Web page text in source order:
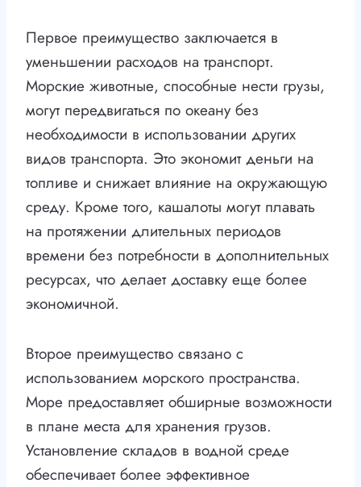
Первое преимущество заключается в
уменьшении расходов на транспорт.
Морские животные, способные нести грузы,
могут передвигаться по океану без
необходимости в использовании других
видов транспорта. Это экономит деньги на
топливе и снижает влияние на окружающую
среду. Кроме того, кашалоты могут плавать
на протяжении длительных периодов
времени без потребности в дополнительных
ресурсах, что делает доставку еще более
экономичной.
Второе преимущество связано с
использованием морского пространства.
Море предоставляет обширные возможности
в плане места для хранения грузов.
Установление складов в водной среде
обеспечивает более эффективное